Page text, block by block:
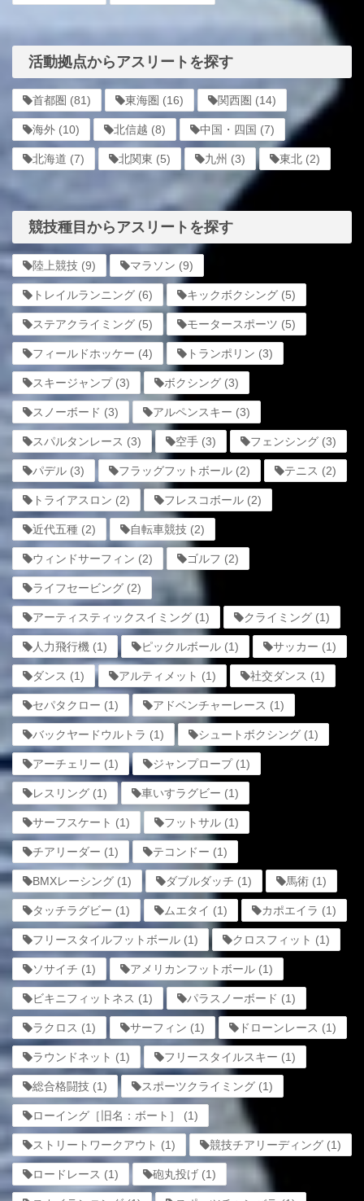
活動拠点からアスリートを探す
首都圏 (81) 東海圏 (16) 関西圏 (14)
海外 (10) 北信越 (8) 中国・四国 (7)
北海道 (7) 北関東 (5) 九州 (3) 東北 (2)
競技種目からアスリートを探す
陸上競技 (9) マラソン (9)
トレイルランニング (6) キックボクシング (5)
ステアクライミング (5) モータースポーツ (5)
フィールドホッケー (4) トランポリン (3)
スキージャンプ(3) ボクシング (3)
スノーボード (3) アルペンスキー (3)
スパルタンレース (3) 空手 (3) フェンシング (3)
パデル (3) フラッグフットボール (2) テニス (2)
トライアスロン (2) フレスコボール (2)
近代五種 (2) 自転車競技 (2)
ウィンドサーフィン (2) ゴルフ (2)
ライフセービング (2)
アーティスティックスイミング (1) クライミング (1)
人力飛行機 (1) ピックルボール (1) サッカー (1)
ダンス (1) アルティメット (1) 社交ダンス (1)
セパタクロー (1) アドベンチャーレース (1)
バックヤードウルトラ (1) シュートボクシング (1)
アーチェリー (1) ジャンプロープ(1)
レスリング (1) 車いすラグビー (1)
サーフスケート (1) フットサル (1)
チアリーダー (1) テコンドー (1)
BMXレーシング (1) ダブルダッチ (1) 馬術 (1)
タッチラグビー (1) ムエタイ (1) カポエイラ (1)
フリースタイルフットボール (1) クロスフィット (1)
ソサイチ (1) アメリカンフットボール (1)
ビキニフィットネス (1) パラスノーボード (1)
ラクロス (1) サーフィン (1) ドローンレース (1)
ラウンドネット (1) フリースタイルスキー (1)
総合格闘技 (1) スポーツクライミング (1)
ローイング［旧名：ボート］ (1)
ストリートワークアウト (1) 競技チアリーディング (1)
ロードレース (1) 砲丸投げ (1)